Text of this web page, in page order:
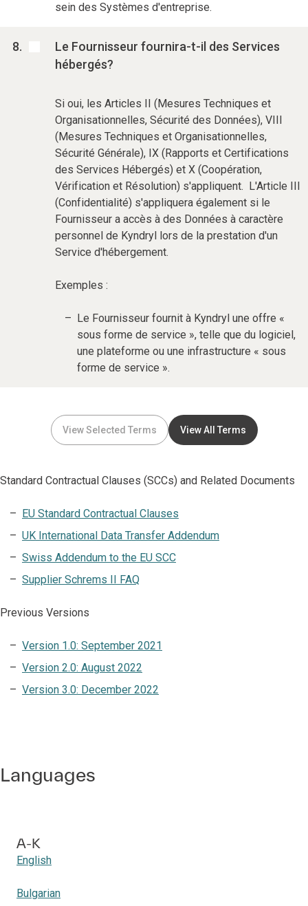
sein des Systèmes d'entreprise.
Le Fournisseur fournira-t-il des Services
hébergés?
Si oui, les Articles II (Mesures Techniques et
Organisationnelles, Sécurité des Données), VIII
(Mesures Techniques et Organisationnelles,
Sécurité Générale), IX (Rapports et Certifications
des Services Hébergés) et X (Coopération,
Vérification et Résolution) s'appliquent. L'Article III
(Confidentialité) s'appliquera également si le
Fournisseur a accès à des Données à caractère
personnel de Kyndryl lors de la prestation d'un
Service d'hébergement.
Exemples :
Le Fournisseur fournit à Kyndryl une offre «
sous forme de service », telle que du logiciel,
une plateforme ou une infrastructure « sous
forme de service ».
View Selected Terms View All Terms
Standard Contractual Clauses (SCCs) and Related Documents
EU Standard Contractual Clauses
UK International Data Transfer Addendum
Swiss Addendum to the EU SCC
Supplier Schrems II FAQ
Previous Versions
Version 1.0: September 2021
Version 2.0: August 2022
Version 3.0: December 2022
Languages
A-K
English
Bulgarian